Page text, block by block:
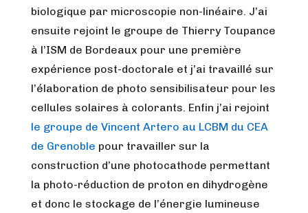
biologique par microscopie non-linéaire. J’ai
ensuite rejoint le groupe de Thierry Toupance
à l’ISM de Bordeaux pour une première
expérience post-doctorale et j’ai travaillé sur
l’élaboration de photo sensibilisateur pour les
cellules solaires à colorants. Enfin j’ai rejoint
le groupe de Vincent Artero au LCBM du CEA
de Grenoble pour travailler sur la
construction d’une photocathode permettant
la photo-réduction de proton en dihydrogène
et donc le stockage de l’énergie lumineuse